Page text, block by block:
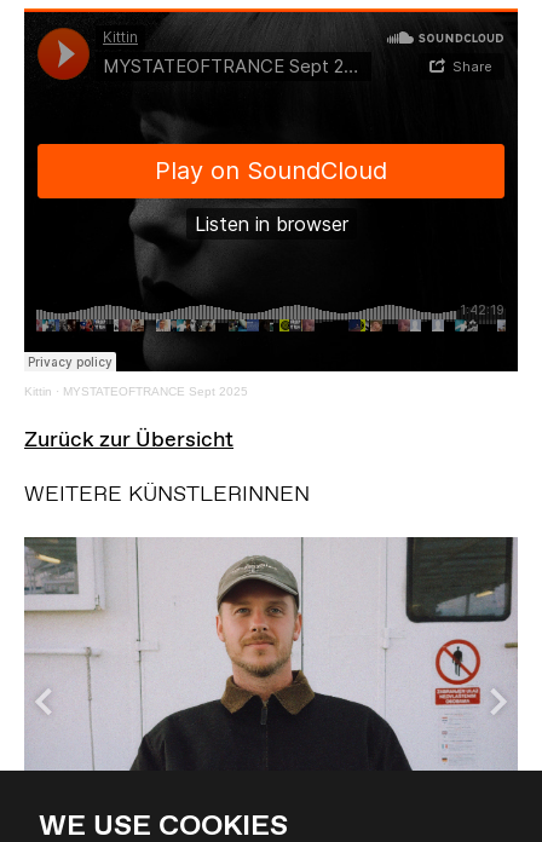
WE USE COOKIES
Kittin · MYSTATEOFTRANCE Sept 2025
Zurück zur Übersicht
WEITERE KÜNSTLERINNEN